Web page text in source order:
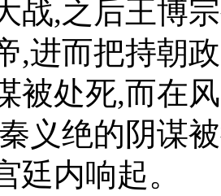
战,之后王博
,进而把持朝
被处死,而在
义绝的阴谋
廷内响起。